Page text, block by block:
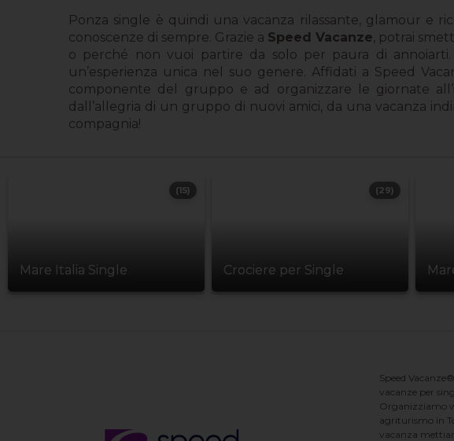
Ponza single è quindi una vacanza rilassante, glamour e
conoscenze di sempre. Grazie a Speed Vacanze , potrai
o perché non vuoi partire da solo per paura di
un’esperienza unica nel suo genere. Affidati a Speed
componente del gruppo e ad organizzare le giornate
dall’allegria di un gruppo di nuovi amici, da una vacanza
compagnia!
Mare Italia Single
(15)
Crociere per Single
(29)
Speed
vacanze per
Organizziamo
agriturismo in
vacanza